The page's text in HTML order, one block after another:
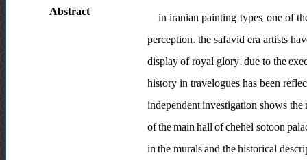
Abstract
in iranian painting types, one of
perception. the safavid era artists
display of royal glory. due to the
history in travelogues has been
independent investigation shows
of the main hall of chehel sotoon
in the murals and the historical